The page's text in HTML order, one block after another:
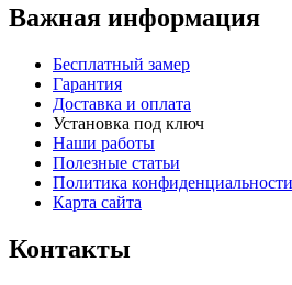
Важная информация
Бесплатный замер
Гарантия
Доставка и оплата
Установка под ключ
Наши работы
Полезные статьи
Политика конфиденциальности
Карта сайта
Контакты